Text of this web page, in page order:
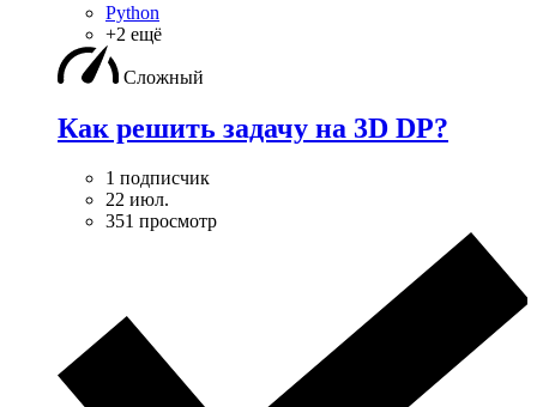
Python
+2 ещё
Сложный
Как решить задачу на 3D DP?
1 подписчик
22 июл.
351 просмотр